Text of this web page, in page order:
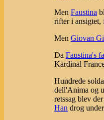
Men Faustina
rifter i ansigtet,
Men Giovan
Da Faustina's
Kardinal
Hundrede
dell'Anima og
retssag blev
Han drog